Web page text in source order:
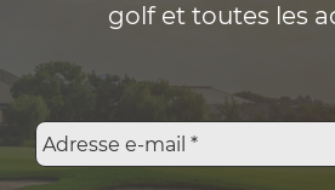
golf et toutes les